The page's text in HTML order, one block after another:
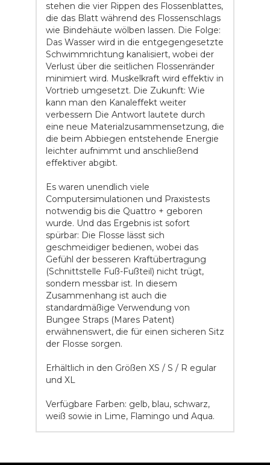
stehen die vier Rippen des Flossenblattes,
die das Blatt während des Flossenschlags
wie Bindehäute wölben lassen. Die Folge:
Das Wasser wird in die entgegengesetzte
Schwimmrichtung kanalisiert, wobei der
Verlust über die seitlichen Flossenränder
minimiert wird. Muskelkraft wird effektiv in
Vortrieb umgesetzt. Die Zukunft: Wie
kann man den Kanaleffekt weiter
verbessern Die Antwort lautete durch
eine neue Materialzusammensetzung, die
die beim Abbiegen entstehende Energie
leichter aufnimmt und anschließend
effektiver abgibt.
Es waren unendlich viele
Computersimulationen und Praxistests
notwendig bis die Quattro + geboren
wurde. Und das Ergebnis ist sofort
spürbar: Die Flosse lässt sich
geschmeidiger bedienen, wobei das
Gefühl der besseren Kraftübertragung
(Schnittstelle Fuß-Fußteil) nicht trügt,
sondern messbar ist. In diesem
Zusammenhang ist auch die
standardmäßige Verwendung von
Bungee Straps (Mares Patent)
erwähnenswert, die für einen sicheren Sitz
der Flosse sorgen.
Erhältlich in den Größen XS / S / R egular
und XL
Verfügbare Farben: gelb, blau, schwarz,
weiß sowie in Lime, Flamingo und Aqua.